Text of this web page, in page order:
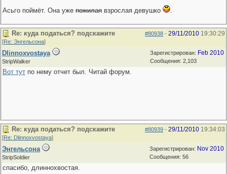
Асьго поймёт. Она уже пожилая взрослая девушко .
#80938 - 29/11/2010 19:30:29
Re: куда податься? подскажите
[Re: Энгельсона]
Зарегистрирован: Feb 2010
Сообщения: 2,103
Dlinnoxvostaya
StripWalker
Вот тут по нему отчет был. Читай форум.
#80939 - 29/11/2010 19:34:03
Re: куда податься? подскажите
[Re: Dlinnoxvostaya]
Зарегистрирован: Nov 2010
Сообщения: 56
Энгельсона
StripSoldier
спасибо, длиннохвостая.